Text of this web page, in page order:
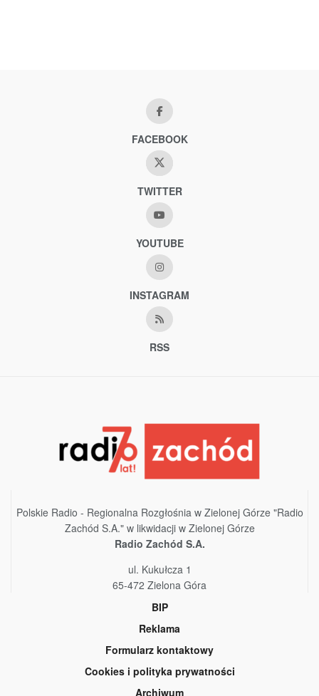
FACEBOOK
TWITTER
YOUTUBE
INSTAGRAM
RSS
Polskie Radio - Regionalna Rozgłośnia w Zielonej Górze "Radio
Zachód S.A." w likwidacji w Zielonej Górze
Radio Zachód S.A.
ul. Kukułcza 1
65-472 Zielona Góra
BIP
Reklama
Formularz kontaktowy
Cookies i polityka prywatności
Archiwum